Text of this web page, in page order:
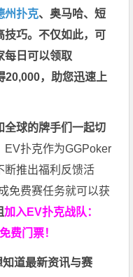
州扑克、奥马哈、短
巧。不仅如此， 可
每日可以领取
20,000，助您迅速上
全球的牌手们一起切
EV扑克作为GGPoker
断推出福利反馈活
免费赛任务就可以获
加入EV扑克战队：
费门票！
知道最新资讯与赛